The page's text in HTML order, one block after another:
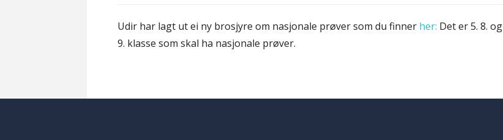
Udir har lagt ut ei ny brosjyre om nasjonale prøver som du finner her: Det er 5. 8. og
9. klasse som skal ha nasjonale prøver.